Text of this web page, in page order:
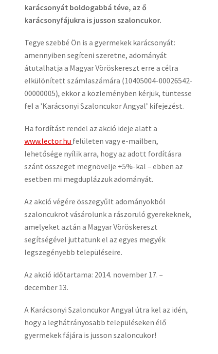
karácsonyát boldogabbá téve, az ő
karácsonyfájukra is jusson szaloncukor.
Tegye szebbé Ön is a gyermekek karácsonyát:
amennyiben segíteni szeretne, adományát
átutalhatja a Magyar Vöröskereszt erre a célra
elkülönített számlaszámára (10405004-00026542-
00000005), ekkor a közleményben kérjük, tüntesse
fel a ’Karácsonyi Szaloncukor Angyal’ kifejezést.
Ha fordítást rendel az akció ideje alatt a
www.lector.hu felületen vagy e-mailben,
lehetősége nyílik arra, hogy az adott fordításra
szánt összeget megnövelje +5%-kal – ebben az
esetben mi megduplázzuk adományát.
Az akció végére összegyűlt adományokból
szaloncukrot vásárolunk a rászoruló gyerekeknek,
amelyeket aztán a Magyar Vöröskereszt
segítségével juttatunk el az egyes megyék
legszegényebb településeire.
Az akció időtartama: 2014. november 17. –
december 13.
A Karácsonyi Szaloncukor Angyal útra kel az idén,
hogy a leghátrányosabb településeken élő
gyermekek fájára is jusson szaloncukor!